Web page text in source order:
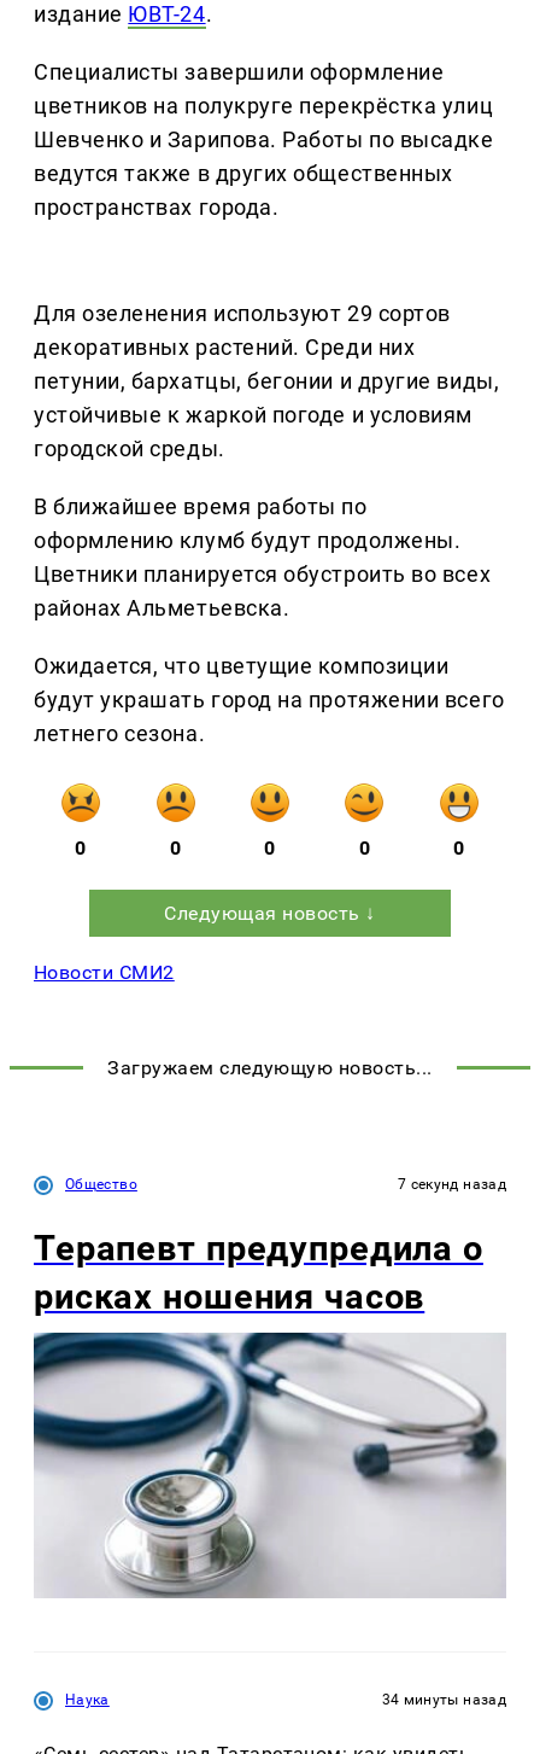
издание ЮВТ-24.
Специалисты завершили оформление
цветников на полукруге перекрёстка улиц
Шевченко и Зарипова. Работы по высадке
ведутся также в других общественных
пространствах города.
Для озеленения используют 29 сортов
декоративных растений. Среди них
петунии, бархатцы, бегонии и другие виды,
устойчивые к жаркой погоде и условиям
городской среды.
В ближайшее время работы по
оформлению клумб будут продолжены.
Цветники планируется обустроить во всех
районах Альметьевска.
Ожидается, что цветущие композиции
будут украшать город на протяжении всего
летнего сезона.
0 0 0 0 0
Следующая новость ↓
Новости СМИ2
Следующая новость
07.08.2026, 11:40
Терапевт предупредила
о рисках ношения часов
Служба новостей
Автор статьи